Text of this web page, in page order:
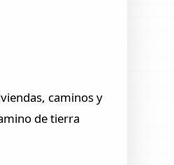
caminos y
de tierra